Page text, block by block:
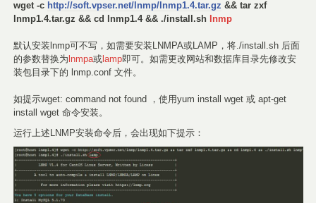
wget -c http://soft.vpser.net/lnmp/lnmp1.4.tar.gz && tar zxf
lnmp1.4.tar.gz && cd lnmp1.4 && ./install.sh lnmp
默认安装lnmp可不写，如需要安装LNMPA或LAMP，将./install.sh 后面
的参数替换为lnmpa或lamp即可。如需更改网站和数据库目录先修改安
装包目录下的 lnmp.conf 文件。
如提示wget: command not found ，使用yum install wget 或 apt-get
install wget 命令安装。
运行上述LNMP安装命令后，会出现如下提示：